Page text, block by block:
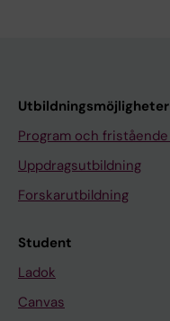
Utbildningsmöjligheter
Program och
Uppdragsutbildning
Forskarutbildning
Student
Ladok
Canvas